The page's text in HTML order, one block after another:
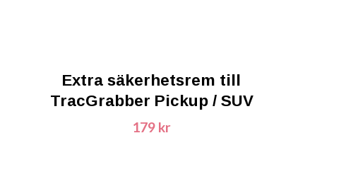
Extra säkerhetsrem till
TracGrabber Pickup / SUV
179 kr